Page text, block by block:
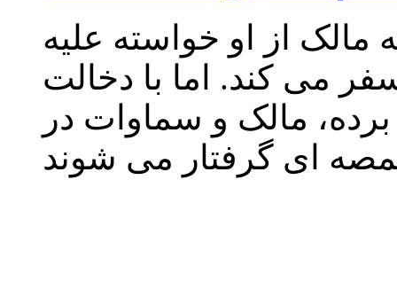
مالک از او خواسته علیه
می کند. اما با دخالت
مالک و سماوات در